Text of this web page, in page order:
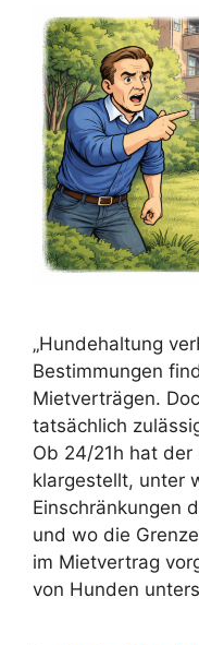
„Hundehaltung
Bestimmungen
Mietverträgen.
tatsächlich
Ob 24/21h hat der
klargestellt, unter
Einschränkungen
und wo die
im Mietvertrag
von Hunden